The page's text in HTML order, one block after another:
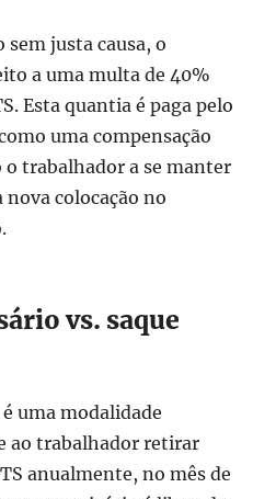
sem justa causa, o
a uma multa de 40%
Esta quantia é paga pelo
uma compensação
trabalhador a se manter
colocação no
vs. saque
uma modalidade
ao trabalhador retirar
anualmente, no mês de